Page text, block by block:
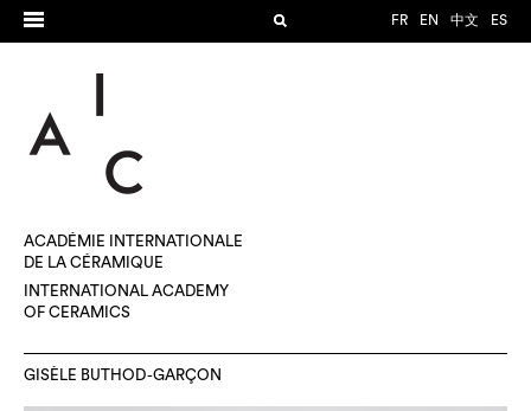
FR EN 中文 ES
ACADÉMIE INTERNATIONALE
DE LA CÉRAMIQUE
INTERNATIONAL ACADEMY
OF CERAMICS
GISÈLE BUTHOD-GARÇON